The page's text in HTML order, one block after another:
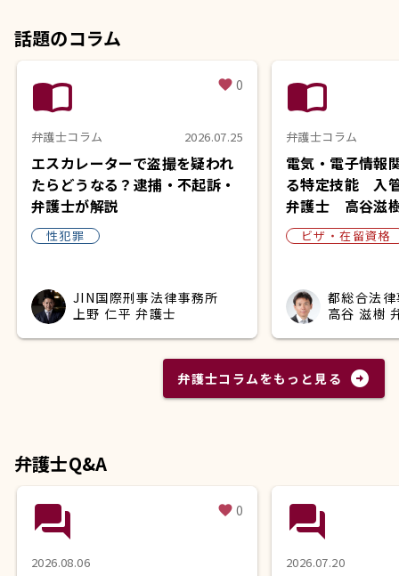
話題のコラム
import_contacts favorite 0
弁護士コラム 2026.07.25
エスカレーターで盗撮を疑われ
たらどうなる？逮捕・不起訴・
弁護士が解説
性犯罪
JIN国際刑事法律事務所
上野 仁平 弁護士
import_contacts
弁護士コラム
電気・電子情報
る特定技能 入
弁護士 高谷滋
ビザ・在留資格
都総合法
高谷 滋樹
弁護士コラムをもっと見る arrow_circle_right
弁護士Q&A
question_answer favorite 0
2026.08.06
question_answer
2026.07.20